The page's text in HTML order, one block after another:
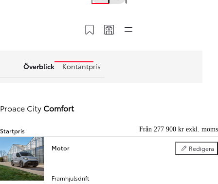
Föregående
Spara till MyToyota
Dela min kod
Överblick Kontantpris
Proace City Comfort
Startpris Från 277 900 kr exkl. moms
Motor Redigera
Motor
Framhjulsdrift